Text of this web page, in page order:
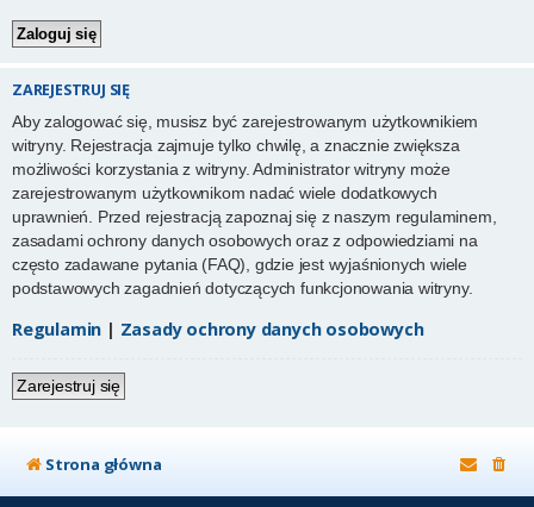
ZAREJESTRUJ SIĘ
Aby zalogować się, musisz być zarejestrowanym użytkownikiem
witryny. Rejestracja zajmuje tylko chwilę, a znacznie zwiększa
możliwości korzystania z witryny. Administrator witryny może
zarejestrowanym użytkownikom nadać wiele dodatkowych
uprawnień. Przed rejestracją zapoznaj się z naszym regulaminem,
zasadami ochrony danych osobowych oraz z odpowiedziami na
często zadawane pytania (FAQ), gdzie jest wyjaśnionych wiele
podstawowych zagadnień dotyczących funkcjonowania witryny.
Regulamin | Zasady ochrony danych osobowych
Zarejestruj się
Strona główna